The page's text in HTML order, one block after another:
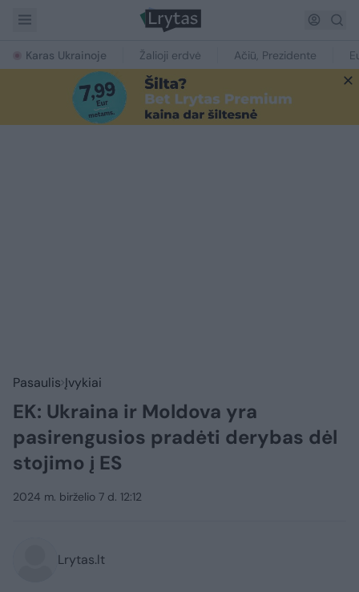
Karas Ukrainoje Žalioji erdvė Ačiū, Prezidente
Pasaulis Įvykiai
EK: Ukraina ir Moldova yra
pasirengusios pradėti derybas dėl
stojimo į ES
2024 m. birželio 7 d. 12:12
Lrytas.lt